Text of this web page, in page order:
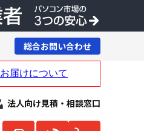
法人向け見積・相談窓口
総合お問い合わせ